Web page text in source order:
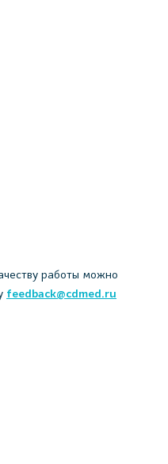
работы можно
feedback@cdmed.ru